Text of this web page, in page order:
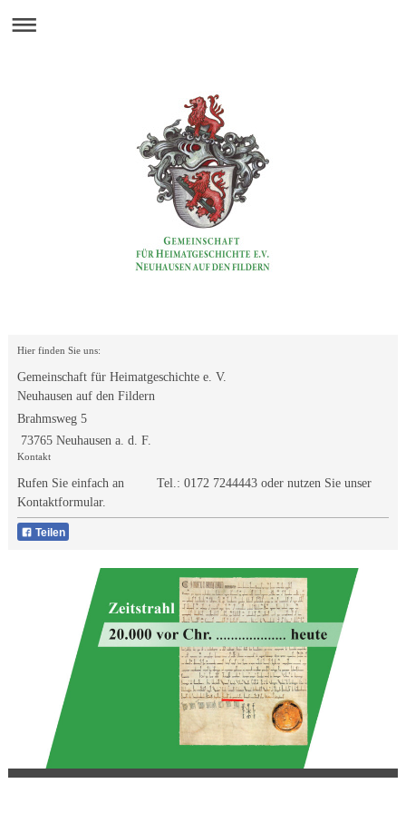
Hier finden Sie uns:
Gemeinschaft für Heimatgeschichte e. V.
Neuhausen auf den Fildern
Brahmsweg 5
73765 Neuhausen a. d. F.
Kontakt
Rufen Sie einfach an Tel.: 0172 7244443oder nutzen Sie unser
Kontaktformular.
Teilen